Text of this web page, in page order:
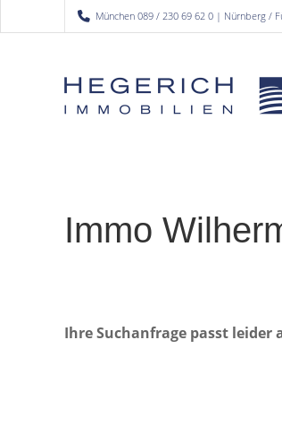
München 089 / 230 69 62 0 | Nürnberg /
Immo
Ihre Suchanfrage passt leider